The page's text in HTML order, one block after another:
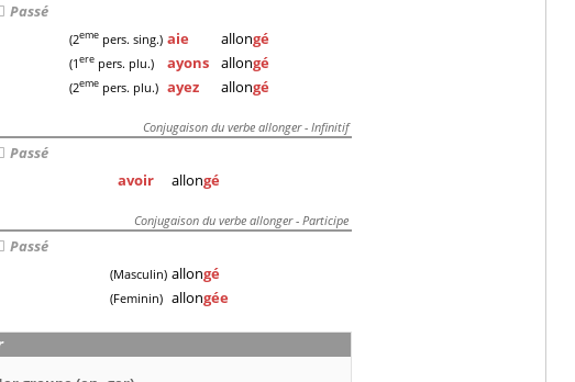
Passé
(2emepers. sing.) aie allongé
(1erepers. plu.) ayons allongé
(2emepers. plu.) ayez allongé
Conjugaison du verbe allonger - Infinitif
Passé
avoir
allongé
Conjugaison du verbe allonger - Participe
Passé
(Masculin) allongé
(Feminin) allongée